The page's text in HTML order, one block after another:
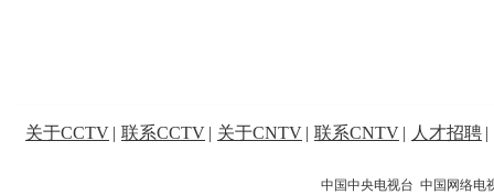
关于CCTV | 联系CCTV | 关于CNTV | 联系CNTV | 人才招聘 |
中国中央电视台 中国网络电